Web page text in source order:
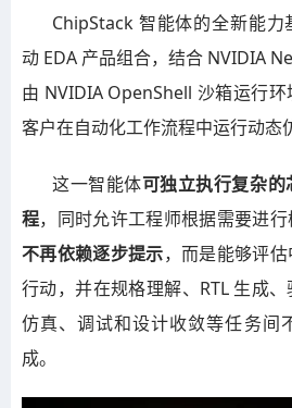
ChipStack 智能体的全新能力
动 EDA 产品组合，结合 NVIDIA
由 NVIDIA OpenShell 沙箱运行
客户在自动化工作流程中运行动态
这一智能体可独立执行复杂
程，同时允许工程师根据需要进
不再依赖逐步提示，而是能够评
行动，并在规格理解、RTL 生成、
仿真、调试和设计收敛等任务间
成。